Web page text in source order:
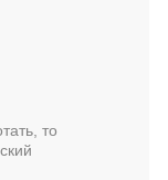
то